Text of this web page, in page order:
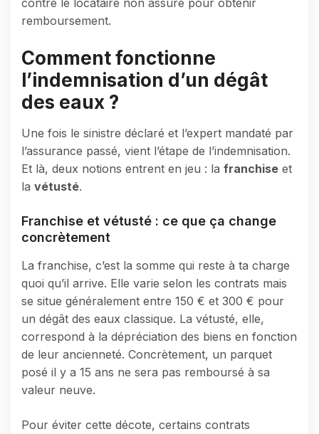
remboursement.
Comment fonctionne
l’indemnisation d’un dégât
des eaux ?
Une fois le sinistre déclaré et l’expert mandaté par
l’assurance passé, vient l’étape de l’indemnisation.
Et là, deux notions entrent en jeu : la franchise et
la vétusté.
Franchise et vétusté : ce que ça change
concrètement
La franchise, c’est la somme qui reste à ta charge
quoi qu’il arrive. Elle varie selon les contrats mais
se situe généralement entre 150 € et 300 € pour
un dégât des eaux classique. La vétusté, elle,
correspond à la dépréciation des biens en fonction
de leur ancienneté. Concrètement, un parquet
posé il y a 15 ans ne sera pas remboursé à sa
valeur neuve.
Pour éviter cette décote, certains contrats